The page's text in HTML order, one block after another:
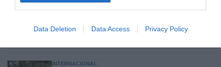
Data Deletion Data Access Privacy Policy
POETA PASMADO
Mi España-Patria
J. R. Pablos 09/08/26 06:00
INTERNACIONAL